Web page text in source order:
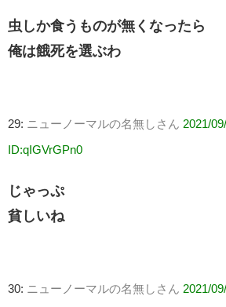
虫しか食うものが無くなったら
俺は餓死を選ぶわ
29: ニューノーマルの名無しさん 2021/
ID:qIGVrGPn0
じゃっぷ
貧しいね
30: ニューノーマルの名無しさん 2021/